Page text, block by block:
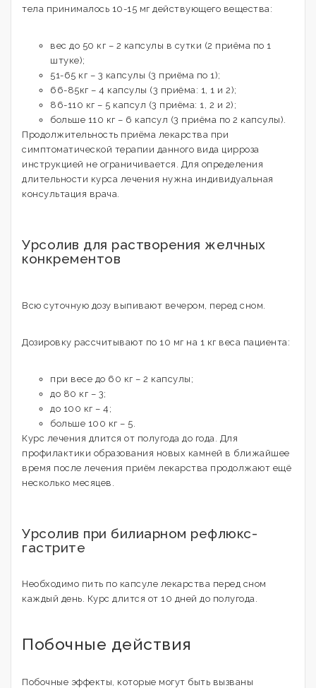
тела принималось 10-15 мг действующего вещества:
вес до 50 кг – 2 капсулы в сутки (2 приёма по 1
штуке);
51-65 кг – 3 капсулы (3 приёма по 1);
66-85кг – 4 капсулы (3 приёма: 1, 1 и 2);
86-110 кг – 5 капсул (3 приёма: 1, 2 и 2);
больше 110 кг – 6 капсул (3 приёма по 2 капсулы).
Продолжительность приёма лекарства при
симптоматической терапии данного вида цирроза
инструкцией не ограничивается. Для определения
длительности курса лечения нужна индивидуальная
консультация врача.
Урсолив для растворения желчных
конкрементов
Всю суточную дозу выпивают вечером, перед сном.
Дозировку рассчитывают по 10 мг на 1 кг веса пациента:
при весе до 60 кг – 2 капсулы;
до 80 кг – 3;
до 100 кг – 4;
больше 100 кг – 5.
Курс лечения длится от полугода до года. Для
профилактики образования новых камней в ближайшее
время после лечения приём лекарства продолжают ещё
несколько месяцев.
Урсолив при билиарном рефлюкс-
гастрите
Необходимо пить по капсуле лекарства перед сном
каждый день. Курс длится от 10 дней до полугода.
Побочные действия
Побочные эффекты, которые могут быть вызваны